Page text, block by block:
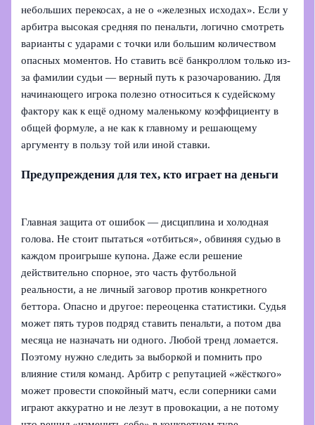
небольших перекосах, а не о «железных исходах». Если у
арбитра высокая средняя по пенальти, логично смотреть
варианты с ударами с точки или большим количеством
опасных моментов. Но ставить всё банкроллом только из-
за фамилии судьи — верный путь к разочарованию. Для
начинающего игрока полезно относиться к судейскому
фактору как к ещё одному маленькому коэффициенту в
общей формуле, а не как к главному и решающему
аргументу в пользу той или иной ставки.
Предупреждения для тех, кто играет на деньги
Главная защита от ошибок — дисциплина и холодная
голова. Не стоит пытаться «отбиться», обвиняя судью в
каждом проигрыше купона. Даже если решение
действительно спорное, это часть футбольной
реальности, а не личный заговор против конкретного
беттора. Опасно и другое: переоценка статистики. Судья
может пять туров подряд ставить пенальти, а потом два
месяца не назначать ни одного. Любой тренд ломается.
Поэтому нужно следить за выборкой и помнить про
влияние стиля команд. Арбитр с репутацией «жёсткого»
может провести спокойный матч, если соперники сами
играют аккуратно и не лезут в провокации, а не потому